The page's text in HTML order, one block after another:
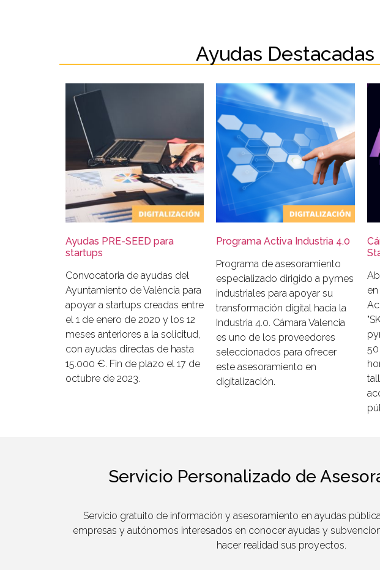
Ayudas Destacadas
Ayudas PRE-SEED para
startups
Convocatoria de ayudas del
Ayuntamiento de València para
apoyar a startups creadas entre
el 1 de enero de 2020 y los 12
meses anteriores a la solicitud,
con ayudas directas de hasta
15.000 €. Fin de plazo el 17 de
octubre de 2023.
Programa Activa Industria 4.0
Programa de asesoramiento
especializado dirigido a pymes
industriales para apoyar su
transformación digital hacia la
Industria 4.0. Cámara Valencia
es uno de los proveedores
seleccionados para ofrecer
este asesoramiento en
digitalización.
Servicio Personalizado de
Servicio gratuito de información y asesoramiento en ayudas
empresas y autónomos interesados en conocer ayudas y
hacer realidad sus proyectos.